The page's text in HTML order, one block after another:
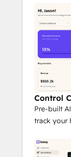
🧠
Control
Pre-built
track your